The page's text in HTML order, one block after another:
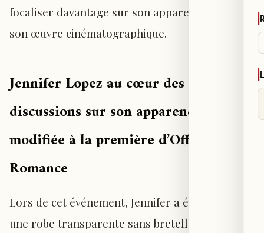
focaliser davantage sur son apparence que sur
son œuvre cinématographique.
Jennifer Lopez au cœur des
discussions sur son apparence
modifiée à la première d’Office
Romance
Lors de cet événement, Jennifer a ébloui dans
une robe transparente sans bretelles, fidèle à